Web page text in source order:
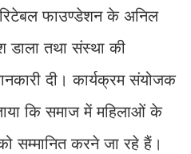
फाउण्डेशन के अनिल
डाला तथा संस्था की
दी। कार्यक्रम संयोजक
कि समाज में महिलाओं के
सम्मानित करने जा रहे हैं।